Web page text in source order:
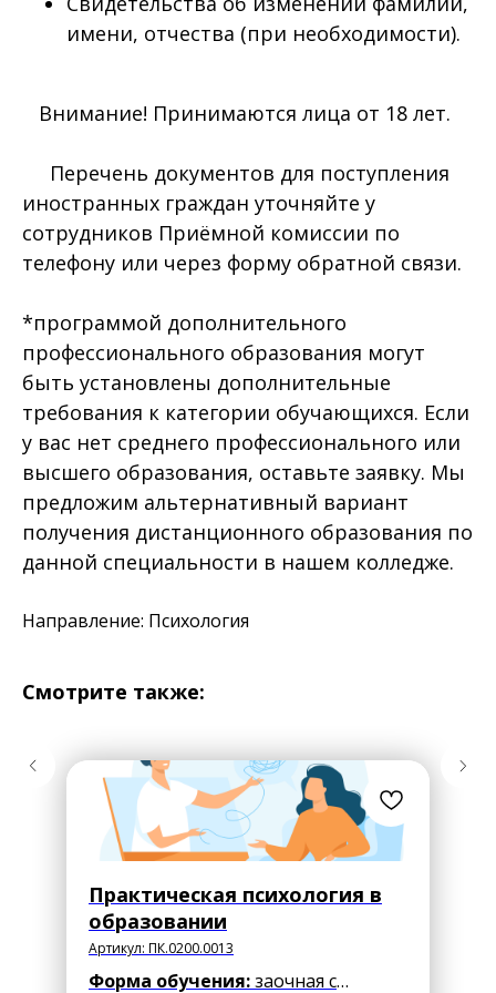
имени, отчества (при необходимости).
Внимание! Принимаются лица от 18 лет.
Перечень документов для поступления
иностранных граждан уточняйте у
сотрудников Приёмной комиссии по
телефону или через форму обратной связи.
*программой дополнительного
профессионального образования могут
быть установлены дополнительные
требования к категории обучающихся. Если
у вас нет среднего профессионального или
высшего образования, оставьте заявку. Мы
предложим альтернативный вариант
получения дистанционного образования по
данной специальности в нашем колледже.
Направление: Психология
Смотрите также:
Практическая психология в
образовании
Артикул: ПК.0200.0013
Форма обучения:заочная с